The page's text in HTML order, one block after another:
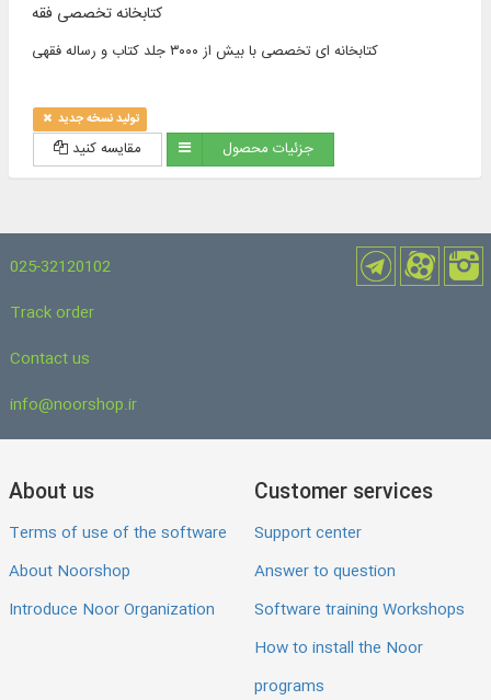
کتابخانه تخصصی فقه
کتابخانه ای تخصصی با بیش از ۳۰۰۰ جلد کتاب و رساله فقهی
تولید نسخه جدید
مقایسه کنید جزئیات محصول
025-32120102
Track order
Contact us
info@noorshop.ir
About us
Terms of use of the software
About Noorshop
Introduce Noor Organization
Customer services
Support center
Answer to question
Software training Workshops
How to install the Noor
programs